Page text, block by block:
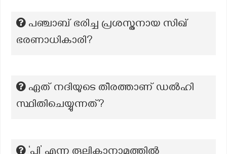
പഞ്ചാബ് ഭരിച്ച പ്രശസ്തനായ സിഖ്
ഭരണാധികാരി?
ഏത് നദിയുടെ തീരത്താണ് ഡൽഹി
സ്ഥിതിചെയ്യുന്നത്?